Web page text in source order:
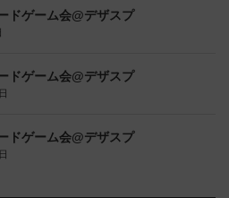
ドゲーム会@デザスプ
ドゲーム会@デザスプ
ドゲーム会@デザスプ